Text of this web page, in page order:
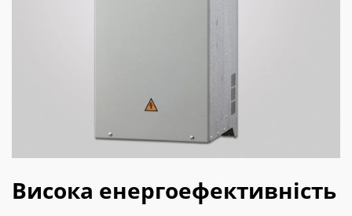
Висока енергоефективність